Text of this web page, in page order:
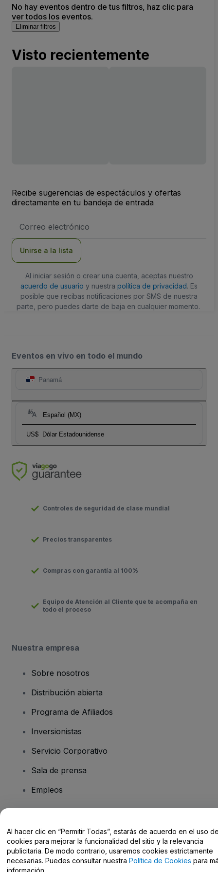
No hay eventos dentro de tus filtros, haz clic para
ver todos los eventos.
Eliminar filtros
Visto recientemente
Recibe sugerencias de espectáculos y ofertas
directamente en tu bandeja de entrada
de
Unirse a la lista
Al iniciar sesión o crear una cuenta, aceptas nuestro
acuerdo de usuario y nuestra política de privacidad. Es
posible que recibas notificaciones por SMS de nuestra
parte, pero puedes darte de baja en cualquier momento.
Eventos en vivo en todo el mundo
Panamá
Español (MX)
US$ Dólar Estadounidense
Controles de seguridad de clase mundial
Precios transparentes
Compras con garantía al 100%
Equipo de Atención al Cliente que te acompaña en
todo el proceso
Nuestra empresa
Sobre nosotros
Distribución abierta
Programa de Afiliados
Inversionistas
Servicio Corporativo
Sala de prensa
Empleos
Centro de Ayuda / Contacto
Al hacer clic en “Permitir Todas”, estarás de acuerdo en el uso
cookies para mejorar la funcionalidad del sitio y la relevancia
publicitaria. De modo contrario, usaremos cookies estrictamente
necesarias. Puedes consultar nuestra Política de Cookies para
información.